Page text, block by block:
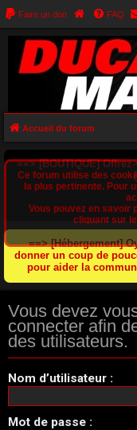
Faire un don FAQ
Accueil du forum
==> [BOUTIQUE]
==> [Hébergement]
donner un coup de
pour aider la
Vous devez
connecter afin
des utilisateurs.
Nom d’utilisateur :
Mot de passe :
Ce forum utilise des
la plus pertinente. Pour
Vous pouvez en savoir
cliquant sur